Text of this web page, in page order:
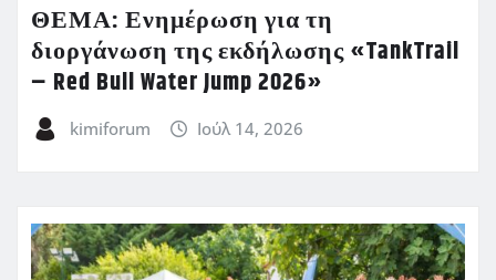
ΘΕΜΑ: Ενημέρωση για τη
διοργάνωση της εκδήλωσης «TankTrail
– Red Bull Water Jump 2026»
kimiforum Ιούλ 14, 2026